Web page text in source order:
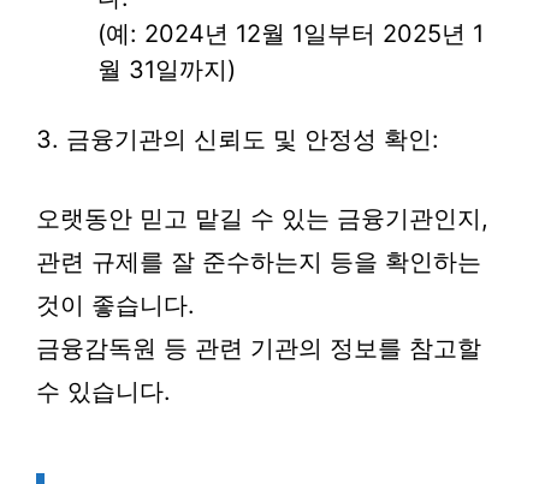
(예: 2024년 12월 1일부터 2025년 1
월 31일까지)
3. 금융기관의 신뢰도 및 안정성 확인:
오랫동안 믿고 맡길 수 있는 금융기관인지,
관련 규제를 잘 준수하는지 등을 확인하는
것이 좋습니다.
금융감독원 등 관련 기관의 정보를 참고할
수 있습니다.